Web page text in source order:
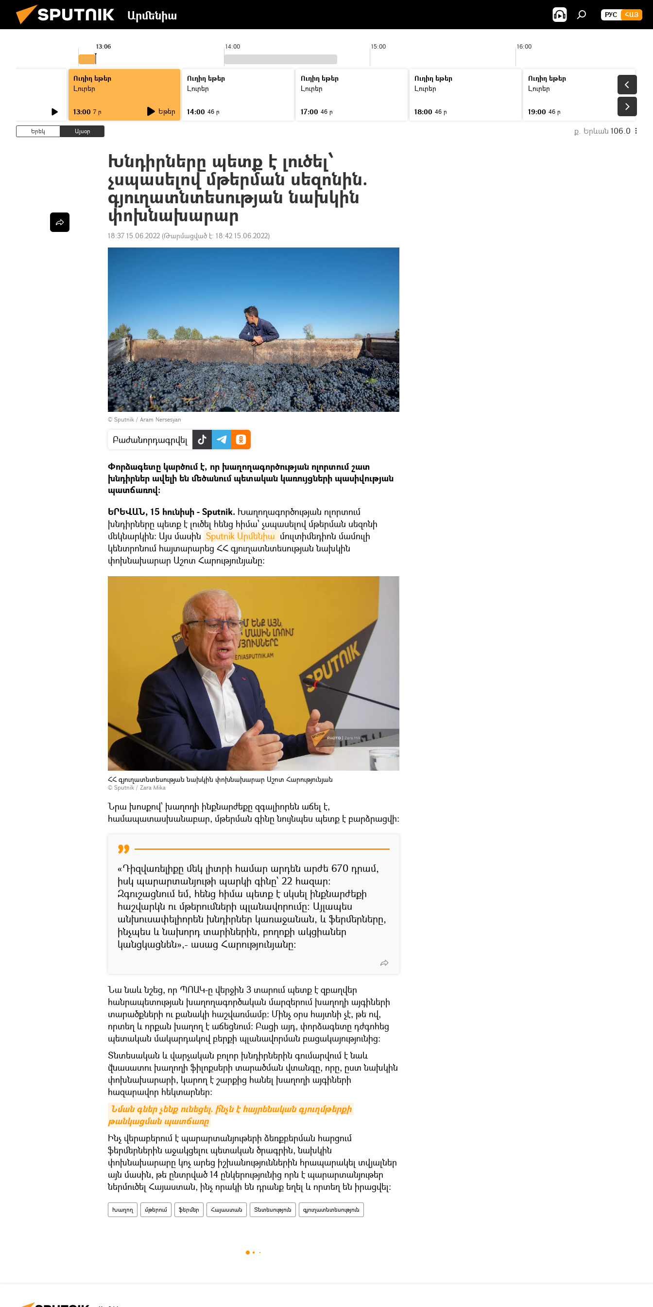
Արմենիա РУС ՀԱՅ
14:00 15:00 16:00
13:06
Ուղիղ եթեր
Լուրեր
13:00 7 ր Եթեր
Ուղիղ եթեր
Լուրեր
14:00 46 ր
Ուղիղ եթեր
Լուրեր
17:00 46 ր
Ուղիղ եթեր
Լուրեր
18:00 46 ր
Ուղիղ եթեր
Լուրեր
19:00 46 ր
Երեկ Այսօր ք. Երևան 106.0
Խնդիրները պետք է լուծել՝
չսպասելով մթերման սեզոնին.
գյուղատնտեսության նախկին
փոխնախարար
18:37 15.06.2022 (Թարմացված է: 18:42 15.06.2022)
© Sputnik / Aram Nersesyan
Բաժանորդագրվել
Փորձագետը կարծում է, որ խաղողագործության ոլորտում շատ
խնդիրներ ավելի են մեծանում պետական կառույցների պասիվության
պատճառով։
ԵՐԵՎԱՆ, 15 հունիսի - Sputnik. Խաղողագործության ոլորտում
խնդիրները պետք է լուծել հենց հիմա՝ չսպասելով մթերման սեզոնի
մեկնարկին։ Այս մասին Sputnik Արմենիա մուլտիմեդիոն մամուլի
կենտրոնում հայտարարեց ՀՀ գյուղատնտեսության նախկին
փոխնախարար Աշոտ Հարությունյանը։
ՀՀ գյուղատնտեսության նախկին փոխնախարար Աշոտ Հարությունյան
© Sputnik / Zara Mika
Նրա խոսքով՝ խաղողի ինքնարժեքը զգալիորեն աճել է,
համապատասխանաբար, մթերման գինը նույնպես պետք է բարձրացվի։
«Դիզվառելիքը մեկ լիտրի համար արդեն արժե 670 դրամ,
իսկ պարարտանյութի պարկի գինը՝ 22 հազար։
Զգուշացնում եմ, հենց հիմա պետք է սկսել ինքնարժեքի
հաշվարկն ու մթերումների պլանավորումը։ Այլապես
անխուսափելիորեն խնդիրներ կառաջանան, և ֆերմերները,
ինչպես և նախորդ տարիներին, բողոքի ակցիաներ
կանցկացնեն»,- ասաց Հարությունյանը։
Նա նաև նշեց, որ ՊՈԱԿ-ը վերջին 3 տարում պետք է զբաղվեր
հանրապետության խաղողագործական մարզերում խաղողի այգիների
տարածքների ու քանակի հաշվառմամբ: Մինչ օրս հայտնի չէ, թե ով,
որտեղ և որքան խաղող է աճեցնում։ Բացի այդ, փորձագետը դժգոհեց
պետական մակարդակով բերքի պլանավորման բացակայությունից։
Տնտեսական և վարչական բոլոր խնդիրներին գումարվում է նաև
վնասատու խաղողի ֆիլոքսերի տարածման վտանգը, որը, ըստ նախկին
փոխնախարարի, կարող է շարքից հանել խաղողի այգիների
հազարավոր հեկտարներ:
Նման գներ չենք ունեցել. ի՞նչն է հայրենական գյուղմթերքի
թանկացման պատճառը
Ինչ վերաբերում է պարարտանյութերի ձեռքբերման հարցում
ֆերմերներին աջակցելու պետական ծրագրին, նախկին
փոխնախարարը կոչ արեց իշխանություններին հրապարակել տվյալներ
այն մասին, թե ընտրված 14 ընկերությունից որն է պարարտանյութեր
ներմուծել Հայաստան, ինչ որակի են դրանք եղել և որտեղ են իրացվել:
Խաղող մթերում ֆերմեր Հայաստան Տնտեսություն գյուղատնտեսություն